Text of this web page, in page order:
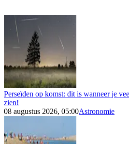
Perseïden op komst: dit is wanneer je
zien!
08 augustus 2026, 05:00Astronomie